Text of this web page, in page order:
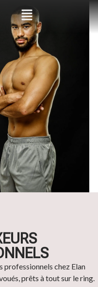
professionnels chez Elan
prêts à tout sur le ring.